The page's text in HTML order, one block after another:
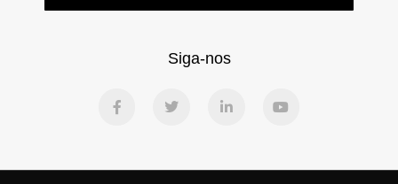
Siga-nos